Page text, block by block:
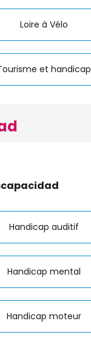
Loire à Vélo
et handicap
Handicap auditif
Handicap mental
Handicap moteur